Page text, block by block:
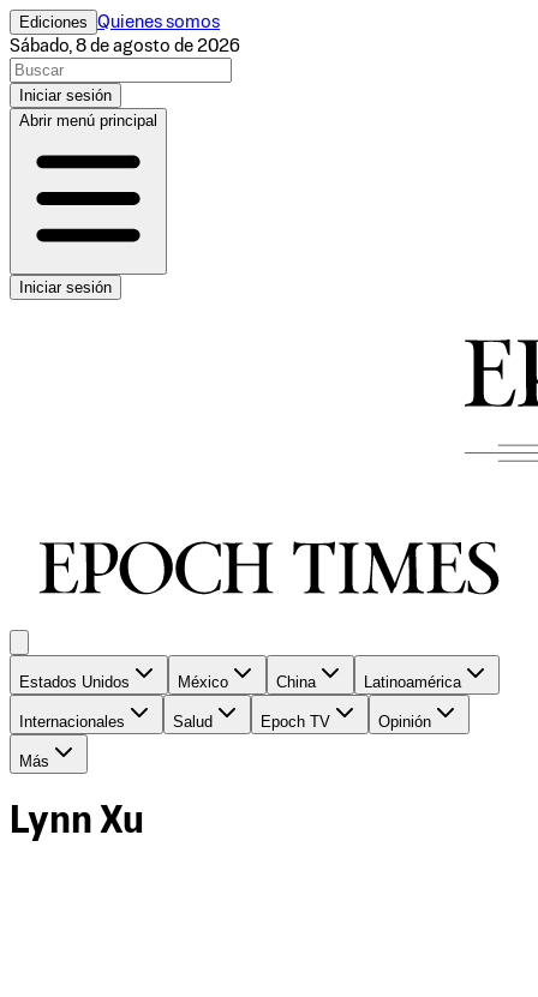
Ediciones Quienes somos
Sábado, 8 de agosto de 2026
Iniciar sesión
Abrir menú principal
Iniciar sesión
Estados Unidos México China Latinoamérica
Internacionales Salud Epoch TV Opinión
Más
Lynn Xu